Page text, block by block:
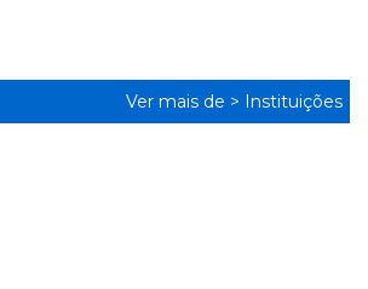
Ver mais de > Instituições